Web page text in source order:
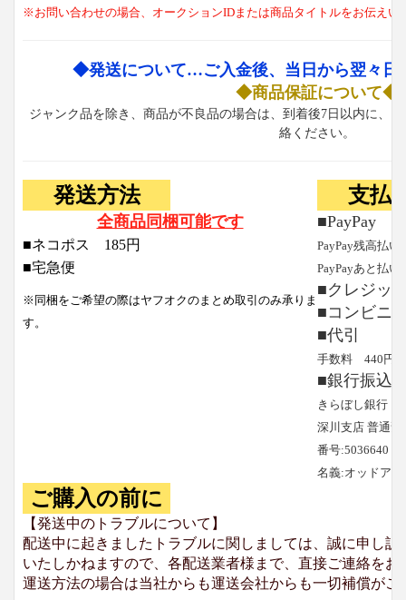
※お問い合わせの場合、オークションIDまたは商品タイトルをお伝えい
◆発送について…ご入金後、当日から翌々日
◆商品保証について◆
ジャンク品を除き、商品が不良品の場合は、到着後7日以内に、
絡ください。
発送方法
全商品同梱可能です
■ネコポス 185円
■宅急便
※同梱をご希望の際はヤフオクのまとめ取引のみ承りま
す。
支払
■PayPay
PayPay残高払い
PayPayあと払い
■クレジッ
■コンビニ
■代引
手数料 440円と
■銀行振込
きらぼし銀行
深川支店 普通預
番号:5036640
名義:オッドア
ご購入の前に
【発送中のトラブルについて】
配送中に起きましたトラブルに関しましては、誠に申し
いたしかねますので、各配送業者様まで、直接ご連絡を
運送方法の場合は当社からも運送会社からも一切補償がご